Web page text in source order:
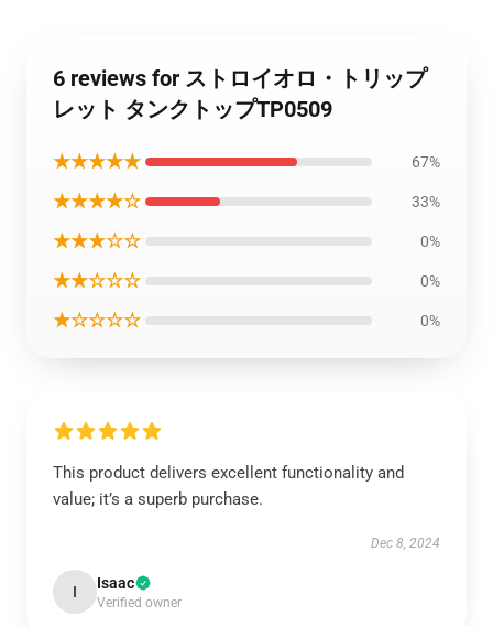
6 reviews for ストロイオロ・トリップ
レット タンクトップTP0509
★★★★★ 67%
★★★★☆ 33%
★★★☆☆ 0%
★★☆☆☆ 0%
★☆☆☆☆ 0%
This product delivers excellent functionality and
value; it’s a superb purchase.
Dec 8, 2024
I Isaac
Verified owner